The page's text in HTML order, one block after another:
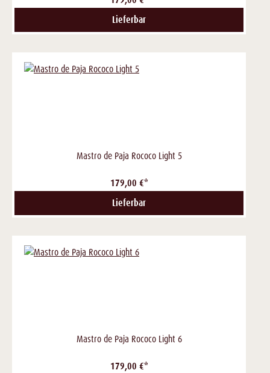
Lieferbar
Mastro de Paja Rococo Light 5
179,00 €*
Lieferbar
Mastro de Paja Rococo Light 6
179,00 €*